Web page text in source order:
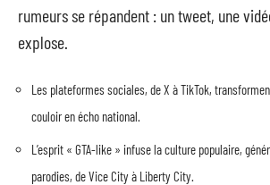
rumeurs se répandent : un tweet, une
explose.
Les plateformes sociales, de X à TikTok,
couloir en écho national.
L’esprit « GTA-like » infuse la culture populaire,
parodies, de Vice City à Liberty City.